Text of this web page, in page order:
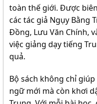
toàn thế giới. Được
các tác giả Ngụy Bằng
Đồng, Lưu Văn Chính,
việc giảng dạy tiếng
quả.
Bộ sách không chỉ
ngữ mới mà còn khơi